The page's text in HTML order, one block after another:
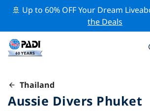
🚢 Up to 60% OFF Your Dream
the Deals
Thailand
Aussie Divers Phuket